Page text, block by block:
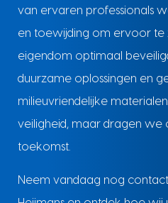
van ervaren professionals
en toewijding om ervoor te
eigendom optimaal
duurzame oplossingen en
milieuvriendelijke
veiligheid, maar dragen we
toekomst.
Neem vandaag nog